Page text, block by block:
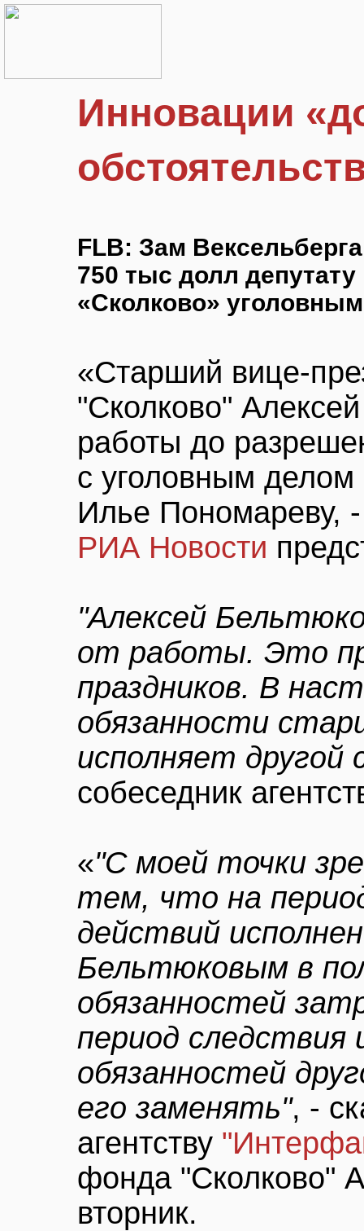
Инновации
FLB: Зам
750 тыс долл
«Сколково»
«Старший вице-
"Сколково"
работы до
с уголовным делом
Илье Пономареву, -
РИА Новости
"Алексей
от работы. Это
праздников. В
обязанности
исполняет другой
собеседник
«"С моей точки
тем, что на
действий
Бельтюковым в
обязанностей
период следствия
обязанностей
его заменять", -
агентству
фонда "Сколково"
вторник.